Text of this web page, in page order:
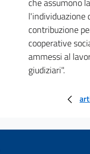
che assumono
l'individuazione
contribuzione
cooperative
ammessi al
giudiziari".